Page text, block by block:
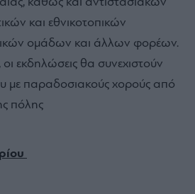
καθώς και αντιστασιακών
και εθνικοτοπικών
ομάδων και άλλων φορέων.
εκδηλώσεις θα συνεχιστούν
με παραδοσιακούς χορούς από
πόλης